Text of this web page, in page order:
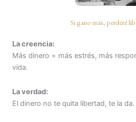
Si gano más, perderé
La creencia:
Más dinero = más estrés, más
vida.
La verdad:
El dinero no te quita libertad, te la da.